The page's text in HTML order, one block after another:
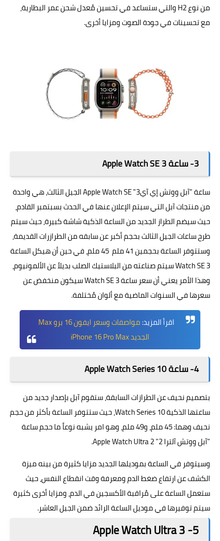
من نوع H2 والتي ستساعد في تحسين مُعدل شحن عمر البطارية،
مع تحسينات في جودة الصوت ومزايا أخرى.
3- ساعة Apple Watch SE 3
ساعة "آبل ووتش إي آي3" Apple Watch SE الجيل الثالث، هي واحدة
من منتجات آبل التي سيتم الإعلان عنها في الحدث بسبتمبر القادم،
حيث سيضم الطراز الجديد من الساعة الذكية شاشة كبيرة، حيث سيتم
طرح ساعات الجيل الثالث بحجم أكبر عن سابقه من الطرازرات القديمة،
وستتوفر الساعة بحجمين 41 ملم 45 ملم، في حين أن هيكل الساعة
Watch SE 3 سيتم صناعته من البلاستيك الصلب بديلاً عن الألمونيوم،
وهذا الأمر يعني أن سعر ساعة Watch SE 3 سيكون منخفض عن
سعرها في السنوات الماضية مع ألوان مُختلفة.
اقرأ المزيد:
مواصفات وسعر ايفون 16 برو Max
الجديد iPhone 16 Pro Max
4- ساعة Apple Watch Series 10
بتصميم نحيف عن الطرازات السابقة، ستقوم آبل بإصدار جديد من
ساعتها الذكية Watch Series 10، حيث ستتوفر الساعة بأكثر من حجم
نحيف وهما: 45 ملم، و49 ملم، وهو امر يشبه نوعاً ما حجم ساعة
"آبل ووتش آلترا 2" Apple Watch Ultra 2.
وسيتوفر في الساعة بموديلها الجديد مزايا كثيرة من بينه ميزة
الكشف عن ارتفاع ضغط الدم ومعرفة وقت انقطاع النفس، حيث
ستعمل الساعة على مُراقبة الأكسجين في الدم، ومزايا أخرى كثيرة
سيتم توفيرها في موديل الساعة الرائد ضمن الجيل العاشر.
5- Apple Watch Ultra 3